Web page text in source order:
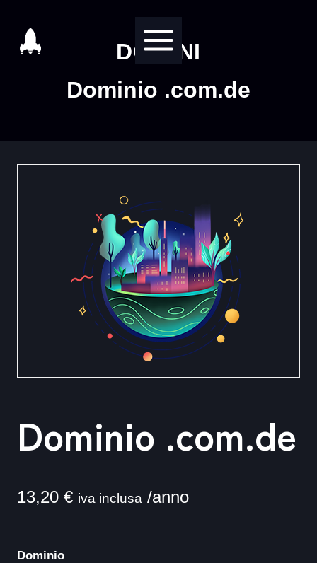
contenuto
DOMINI
Dominio .com.de
Dominio .com.de
13,20 € iva inclusa /anno
Dominio